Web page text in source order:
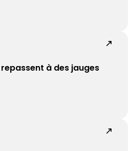
repassent à des jauges